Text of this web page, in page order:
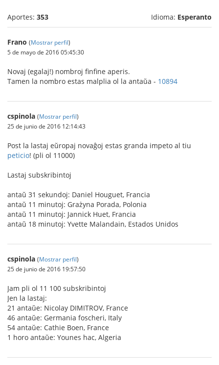
Aportes: 353 Idioma: Esperanto
Frano (Mostrar perfil)
5 de mayo de 2016 05:45:30
Novaj (egalaj!) nombroj finfine aperis.
Tamen la nombro estas malplia ol la antaŭa - 10894
cspinola (Mostrar perfil)
25 de junio de 2016 12:14:43
Post la lastaj eŭropaj novaĝoj estas granda impeto al tiu
peticio! (pli ol 11000)
Lastaj subskribintoj
antaŭ 31 sekundoj: Daniel Houguet, Francia
antaŭ 11 minutoj: Grażyna Porada, Polonia
antaŭ 11 minutoj: Jannick Huet, Francia
antaŭ 18 minutoj: Yvette Malandain, Estados Unidos
cspinola (Mostrar perfil)
25 de junio de 2016 19:57:50
Jam pli ol 11 100 subskribintoj
Jen la lastaj:
21 antaŭe: Nicolay DIMITROV, France
46 antaŭe: Germania foscheri, Italy
54 antaŭe: Cathie Boen, France
1 horo antaŭe: Younes hac, Algeria